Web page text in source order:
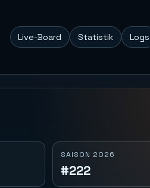
Live-Board Statistik Logs
SAISON 2026
#222